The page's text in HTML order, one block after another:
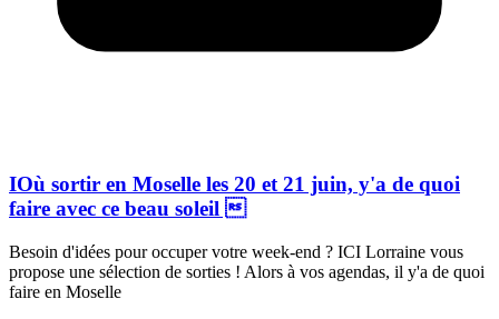
IOù sortir en Moselle les 20 et 21 juin, y'a de quoi
faire avec ce beau soleil
Besoin d'idées pour occuper votre week-end ? ICI Lorraine vous
propose une sélection de sorties ! Alors à vos agendas, il y'a de quoi
faire en Moselle